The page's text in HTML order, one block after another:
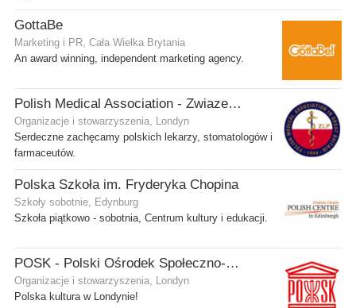
GottaBe
Marketing i PR, Cała Wielka Brytania
An award winning, independent marketing agency.
Polish Medical Association - Zwiazek Lekarzy Polskich w Wielkiej Brytanii
Organizacje i stowarzyszenia, Londyn
Serdeczne zachęcamy polskich lekarzy, stomatologów i
farmaceutów.
Polska Szkoła im. Fryderyka Chopina
Szkoły sobotnie, Edynburg
Szkoła piątkowo - sobotnia, Centrum kultury i edukacji.
POSK - Polski Ośrodek Społeczno-Kulturalny
Organizacje i stowarzyszenia, Londyn
Polska kultura w Londynie!